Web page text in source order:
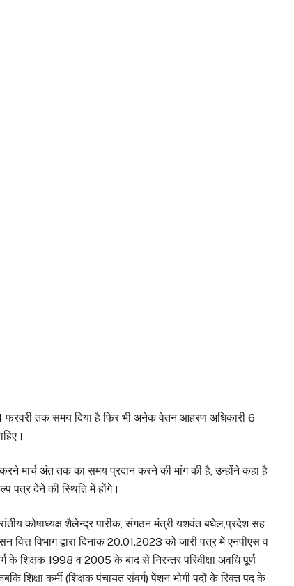
फरवरी तक समय दिया है फिर भी अनेक वेतन आहरण अधिकारी 6
मार्च अंत तक का समय प्रदान करने की मांग की है, उन्होंने कहा है
पत्र देने की स्थिति में होंगे।
कोषाध्यक्ष शैलेन्द्र पारीक, संगठन मंत्री यशवंत बघेल,प्रदेश सह
विभाग द्वारा दिनांक 20.01.2023 को जारी पत्र में एनपीएस व
शिक्षक 1998 व 2005 के बाद से निरन्तर परिवीक्षा अवधि पूर्ण
शिक्षा कर्मी (शिक्षक पंचायत संवर्ग) पेंशन भोगी पदों के रिक्त पद के